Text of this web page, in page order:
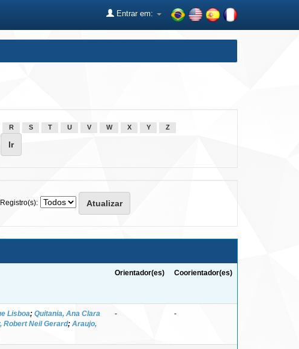
Entrar em:
R S T U V W X Y Z
Registro(s):
Orientador(es) Coorientador(es)
Lisboa; Quitania, Ana Clara
Robert Neil Gerard; Araujo,
- -